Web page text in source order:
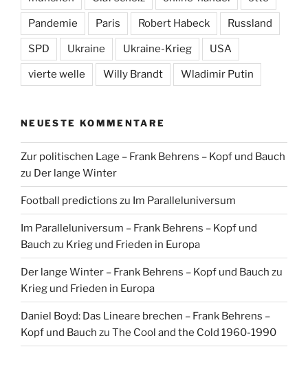
Pandemie Paris Robert Habeck Russland
SPD Ukraine Ukraine-Krieg USA
vierte welle Willy Brandt Wladimir Putin
NEUESTE KOMMENTARE
Zur politischen Lage – Frank Behrens – Kopf und Bauch
zu Der lange Winter
Football predictions zu Im Paralleluniversum
Im Paralleluniversum – Frank Behrens – Kopf und
Bauch zu Krieg und Frieden in Europa
Der lange Winter – Frank Behrens – Kopf und Bauch zu
Krieg und Frieden in Europa
Daniel Boyd: Das Lineare brechen – Frank Behrens –
Kopf und Bauch zu The Cool and the Cold 1960-1990